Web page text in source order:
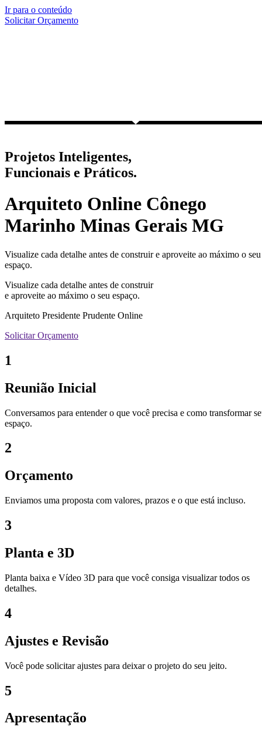
Ir para o conteúdo
Solicitar Orçamento
Projetos Inteligentes,
Funcionais e Práticos.
Arquiteto Online Cônego
Marinho Minas Gerais MG
Visualize cada detalhe antes de construir e aproveite ao máximo o seu
espaço.
Visualize cada detalhe antes de construir
e aproveite ao máximo o seu espaço.
Arquiteto Presidente Prudente Online
Solicitar Orçamento
1
Reunião Inicial
Conversamos para entender o que você precisa e como transformar
espaço.
2
Orçamento
Enviamos uma proposta com valores, prazos e o que está incluso.
3
Planta e 3D
Planta baixa e Vídeo 3D para que você consiga visualizar todos os
detalhes.
4
Ajustes e Revisão
Você pode solicitar ajustes para deixar o projeto do seu jeito.
5
Apresentação